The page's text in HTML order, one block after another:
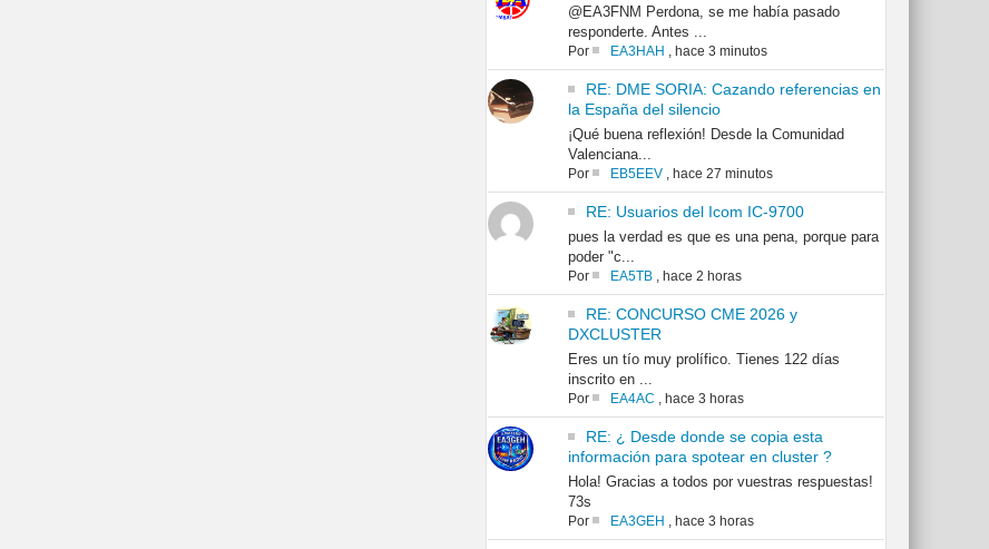
@EA3FNM Perdona, se me había pasado
responderte. Antes ...
Por EA3HAH , hace 3 minutos
RE: DME SORIA: Cazando referencias en
la España del silencio
¡Qué buena reflexión! Desde la Comunidad
Valenciana...
Por EB5EEV, hace 27 minutos
RE: Usuarios del Icom IC-9700
pues la verdad es que es una pena, porque para
poder "c...
Por EA5TB, hace 2 horas
RE: CONCURSO CME 2026 y
DXCLUSTER
Eres un tío muy prolífico. Tienes 122 días
inscrito en ...
Por EA4AC , hace 3 horas
RE: ¿ Desde donde se copia esta
información para spotear en cluster ?
Hola! Gracias a todos por vuestras respuestas!
73s
Por EA3GEH , hace 3 horas